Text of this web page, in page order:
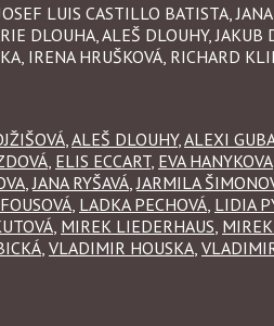
LUIS CASTILLO BATISTA,
DLOUHA, ALEŠ DLOUHY,
IRENA HRUŠKOVÁ, RICHARD
ALEŠ DLOUHY, ALEXI
ELIS ECCART, EVA HANYKOVA
JANA RYŠAVÁ JARMILA
LADKA PECHOVÁ LIDIA
MIREK LIEDERHAUS
VLADIMIR HOUSKA